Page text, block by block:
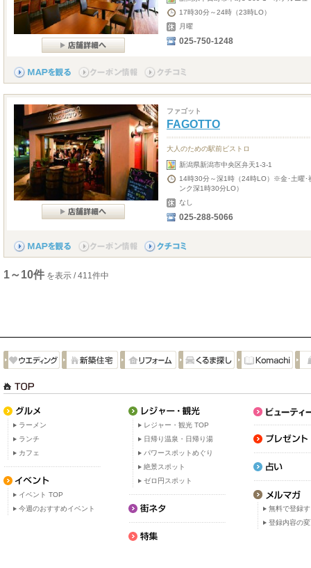
17時30分～24時（23時LO）
月曜
025-750-1248
ファゴット
FAGOTTO
大人のための駅前ビストロ
新潟県新潟市中央区弁天1-3-1
14時30分～深1時（24時LO）※金･土曜･
ンク深1時30分LO）
なし
025-288-5066
1～10件 を表示 / 411件中
ラーメン
ランチ
カフェ
イベント TOP
今週のおすすめイベント
レジャー・観光 TOP
日帰り温泉・日帰り湯
パワースポットめぐり
絶景スポット
ゼロ円スポット
無料で登録
登録内容の